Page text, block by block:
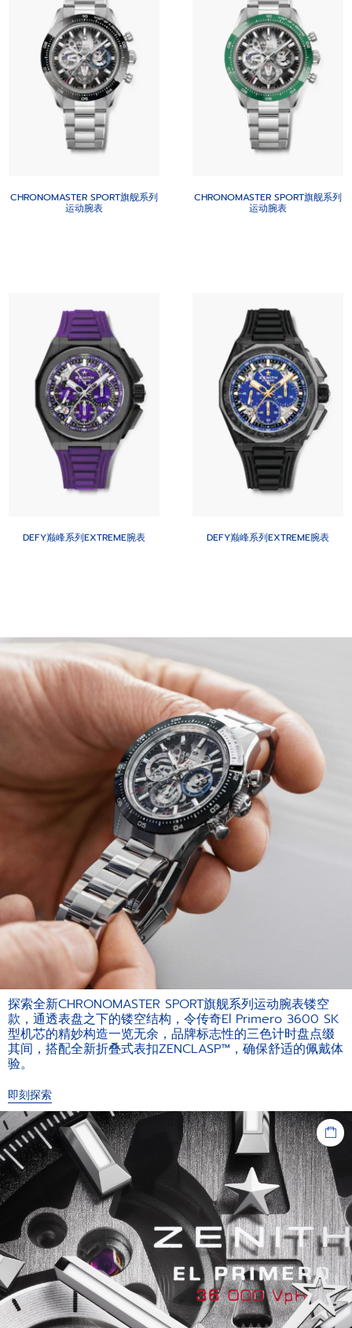
CHRONOMASTER SPORT旗舰系列
运动腕表
CHRONOMASTER SPORT旗舰系列
运动腕表
DEFY巅峰系列EXTREME腕表 DEFY巅峰系列EXTREME腕表
探索全新CHRONOMASTER SPORT旗舰系列运动腕表镂空
款，通透表盘之下的镂空结构，令传奇El Primero 3600 SK
型机芯的精妙构造一览无余，品牌标志性的三色计时盘点缀
其间，搭配全新折叠式表扣ZENCLASP™，确保舒适的佩戴体
验。
即刻探索